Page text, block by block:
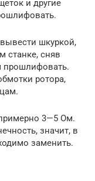
и другие
шкуркой,
станке, сняв
прошлифовать.
ротора,
3—5 Ом.
значит, в
заменить.